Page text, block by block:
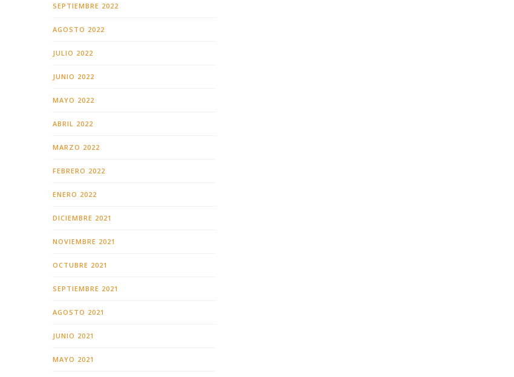
SEPTIEMBRE 2022
AGOSTO 2022
JULIO 2022
JUNIO 2022
MAYO 2022
ABRIL 2022
MARZO 2022
FEBRERO 2022
ENERO 2022
DICIEMBRE 2021
NOVIEMBRE 2021
OCTUBRE 2021
SEPTIEMBRE 2021
AGOSTO 2021
JUNIO 2021
MAYO 2021